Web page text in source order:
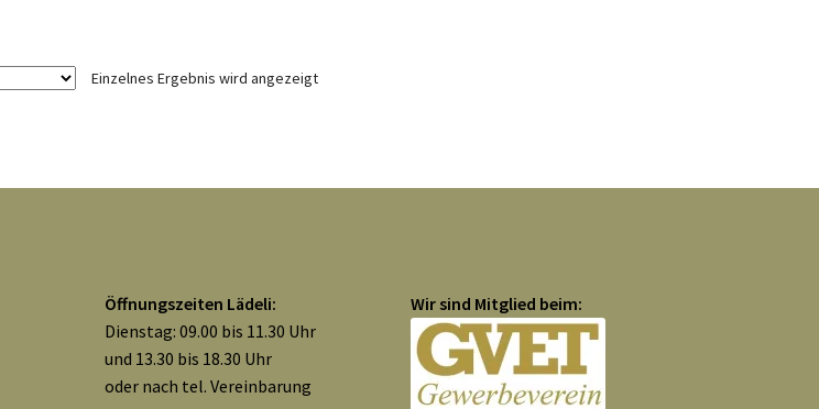
Einzelnes Ergebnis wird angezeigt
Öffnungszeiten Lädeli:
Dienstag: 09.00 bis 11.30 Uhr
und 13.30 bis 18.30 Uhr
oder nach tel. Vereinbarung
Wir sind Mitglied beim: